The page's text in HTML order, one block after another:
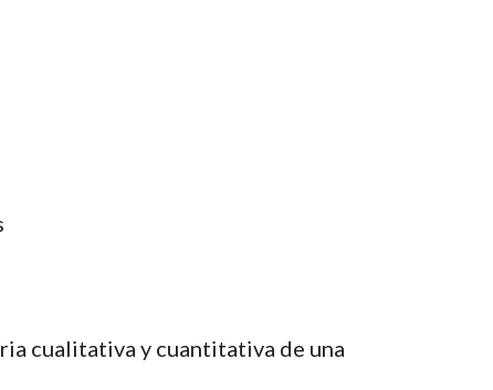
cualitativa y cuantitativa de una